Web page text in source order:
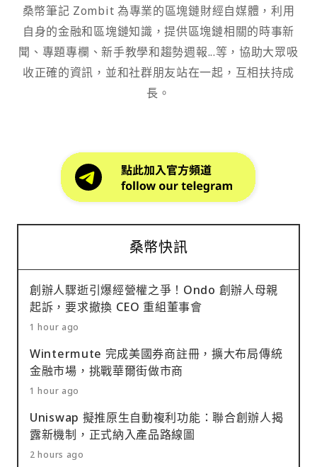
桑幣筆記 Zombit 為專業的區塊鏈財經自媒體，利用
自身的金融和區塊鏈知識，提供區塊鏈相關的時事新
聞、專題專欄、新手教學和趨勢週報...等，協助大眾吸
收正確的資訊，並和社群朋友站在一起，互相扶持成
長。
桑幣快訊
創辦人驟逝引爆經營權之爭！Ondo 創辦人母親
起訴，要求撤換 CEO 重組董事會
1 hour ago
Wintermute 完成美國券商註冊，擴大布局傳統
金融市場，挑戰華爾街做市商
1 hour ago
Uniswap 擬推原生自動複利功能：聯合創辦人揭
露新機制，正式納入產品路線圖
2 hours ago